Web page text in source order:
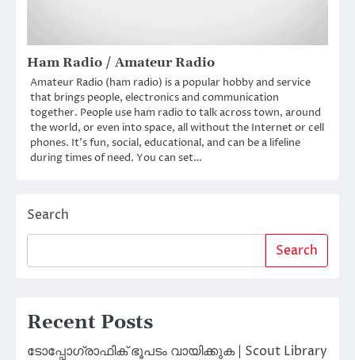
Ham Radio / Amateur Radio
Amateur Radio (ham radio) is a popular hobby and service
that brings people, electronics and communication
together. People use ham radio to talk across town, around
the world, or even into space, all without the Internet or cell
phones. It’s fun, social, educational, and can be a lifeline
during times of need. You can set…
Search
Search
Recent Posts
ടോപ്പോഗ്രാഫിക് ഭൂപടം വായിക്കുക | Scout Library